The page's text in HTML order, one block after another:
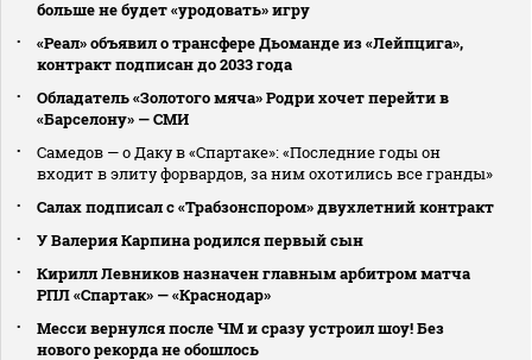
больше не будет «уродовать» игру
«Реал» объявил о трансфере Дьоманде из «Лейпцига»,
контракт подписан до 2033 года
Обладатель «Золотого мяча» Родри хочет перейти в
«Барселону» — СМИ
Самедов — о Даку в «Спартаке»: «Последние годы он
входит в элиту форвардов, за ним охотились все гранды»
Салах подписал с «Трабзонспором» двухлетний контракт
У Валерия Карпина родился первый сын
Кирилл Левников назначен главным арбитром матча
РПЛ «Спартак» — «Краснодар»
Месси вернулся после ЧМ и сразу устроил шоу! Без
нового рекорда не обошлось